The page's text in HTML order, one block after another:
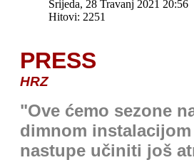
Srijeda, 28 Travanj 2021 20:56
Hitovi: 2251
PRESS
HRZ
"Ove ćemo sezone
dimnom
nastupe učiniti još